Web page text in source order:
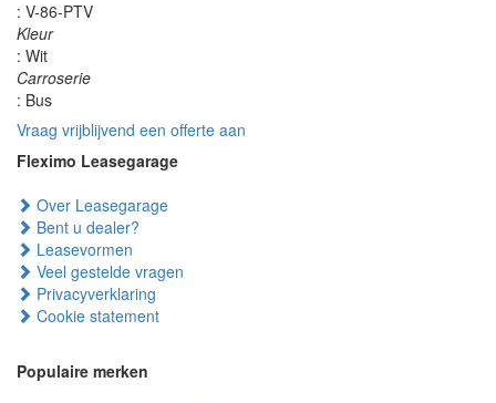
: V-86-PTV
Kleur
: Wit
Carroserie
: Bus
Vraag vrijblijvend een offerte aan
Fleximo Leasegarage
Over Leasegarage
Bent u dealer?
Leasevormen
Veel gestelde vragen
Privacyverklaring
Cookie statement
Populaire merken